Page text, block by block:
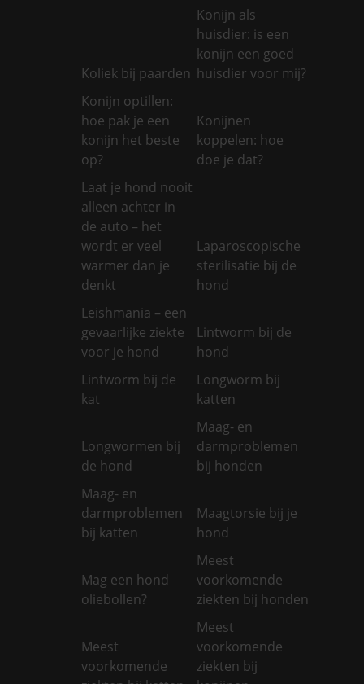
Koliek bij paarden
Konijn als
huisdier: is een
konijn een goed
huisdier voor mij?
Konijn optillen:
hoe pak je een
konijn het beste
op?
Konijnen
koppelen: hoe
doe je dat?
Laat je hond nooit
alleen achter in
de auto – het
wordt er veel
warmer dan je
denkt
Laparoscopische
sterilisatie bij de
hond
Leishmania – een
gevaarlijke ziekte
voor je hond
Lintworm bij de
hond
Lintworm bij de
kat
Longworm bij
katten
Longwormen bij
de hond
Maag- en
darmproblemen
bij honden
Maag- en
darmproblemen
bij katten
Maagtorsie bij je
hond
Mag een hond
oliebollen?
Meest
voorkomende
ziekten bij honden
Meest
voorkomende
Meest
voorkomende
ziekten bij